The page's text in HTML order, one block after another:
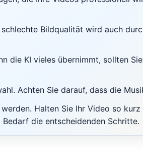
Bildqualität wird auch
die KI vieles übernimmt, sollten
Achten Sie darauf, dass die
Halten Sie Ihr Video so
die entscheidenden Schritte.